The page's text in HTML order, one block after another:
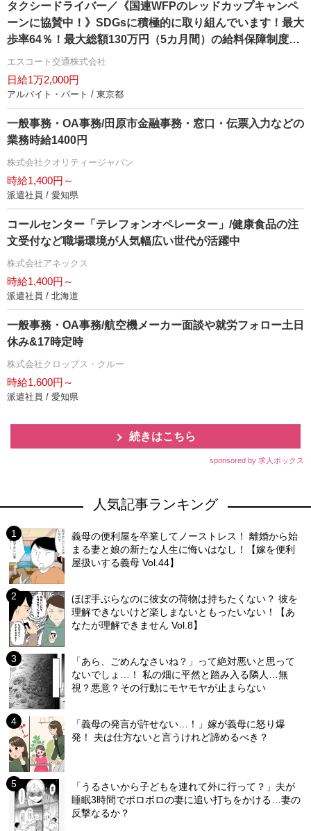
タクシードライバー／《国連WFPのレッドカップキャンペ
ーンに協賛中！》SDGsに積極的に取り組んでいます！最大
歩率64％！最大総額130万円（5カ月間）の給料保障制度あ
り ※社内規定あり最大20万円支給（現任・資格あり・経験
者）※社内規定あり格安物件を多数ご紹介出来ます！入居
実績多数！初期費用等相談に乗ります！マイカー・バイク
通勤可能！二種教習中、研修期間中は日給12,000円支給夜
日勤積極採用中！定着率抜群！勤続10年以上の乗務員が50
名以上！勤務体系を自由に選べる&無線配車なし！自分のペ
ースで仕事が出来る乗務員目線の会社！お気軽にお問い合
せ下さい♪
エスコート交通株式会社
日給1万2,000円
アルバイト・パート / 東京都
一般事務・OA事務/田原市金融事務・窓口・伝票入力などの
業務時給1400円
株式会社クオリティージャパン
時給1,400円～
派遣社員 / 愛知県
コールセンター「テレフォンオペレーター」/健康食品の注
文受付など職場環境が人気幅広い世代が活躍中
株式会社アネックス
時給1,400円～
派遣社員 / 北海道
一般事務・OA事務/航空機メーカー面談や就労フォロー土日
休み&17時定時
株式会社クロップス・クルー
時給1,600円～
派遣社員 / 愛知県
続きはこちら
sponsored by 求人ボックス
人気記事ランキング
義母の便利屋を卒業してノーストレス！ 離婚から始
まる妻と娘の新たな人生に悔いはなし！【嫁を便利
屋扱いする義母 Vol.44】
ほぼ手ぶらなのに彼女の荷物は持ちたくない？ 彼を
理解できないけど楽しまないともったいない！【あ
なたが理解できません Vol.8】
「あら、ごめんなさいね？」って絶対悪いと思って
ないでしょ…！ 私の畑に平然と踏み入る隣人…無
視？悪意？その行動にモヤモヤが止まらない
「義母の発言が許せない…！」嫁が義母に怒り爆
発！ 夫は仕方ないと言うけれど諦めるべき？
「うるさいから子どもを連れて外に行って？」夫が
睡眠3時間でボロボロの妻に追い打ちをかける…妻の
反撃なるか？